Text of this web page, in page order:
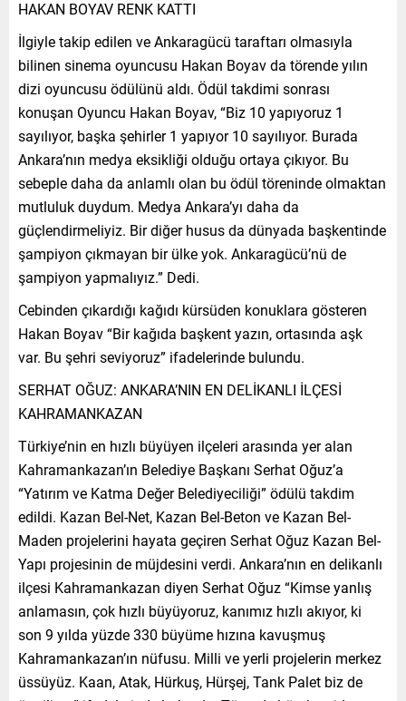
HAKAN BOYAV RENK KATTI
İlgiyle takip edilen ve Ankaragücü taraftarı olmasıyla
bilinen sinema oyuncusu Hakan Boyav da törende yılın
dizi oyuncusu ödülünü aldı. Ödül takdimi sonrası
konuşan Oyuncu Hakan Boyav, “Biz 10 yapıyoruz 1
sayılıyor, başka şehirler 1 yapıyor 10 sayılıyor. Burada
Ankara’nın medya eksikliği olduğu ortaya çıkıyor. Bu
sebeple daha da anlamlı olan bu ödül töreninde olmaktan
mutluluk duydum. Medya Ankara’yı daha da
güçlendirmeliyiz. Bir diğer husus da dünyada başkentinde
şampiyon çıkmayan bir ülke yok. Ankaragücü’nü de
şampiyon yapmalıyız.” Dedi.
Cebinden çıkardığı kağıdı kürsüden konuklara gösteren
Hakan Boyav “Bir kağıda başkent yazın, ortasında aşk
var. Bu şehri seviyoruz” ifadelerinde bulundu.
SERHAT OĞUZ: ANKARA’NIN EN DELİKANLI İLÇESİ
KAHRAMANKAZAN
Türkiye’nin en hızlı büyüyen ilçeleri arasında yer alan
Kahramankazan’ın Belediye Başkanı Serhat Oğuz’a
“Yatırım ve Katma Değer Belediyeciliği” ödülü takdim
edildi. Kazan Bel-Net, Kazan Bel-Beton ve Kazan Bel-
Maden projelerini hayata geçiren Serhat Oğuz Kazan Bel-
Yapı projesinin de müjdesini verdi. Ankara’nın en delikanlı
ilçesi Kahramankazan diyen Serhat Oğuz “Kimse yanlış
anlamasın, çok hızlı büyüyoruz, kanımız hızlı akıyor, ki
son 9 yılda yüzde 330 büyüme hızına kavuşmuş
Kahramankazan’ın nüfusu. Milli ve yerli projelerin merkez
üssüyüz. Kaan, Atak, Hürkuş, Hürşej, Tank Palet biz de